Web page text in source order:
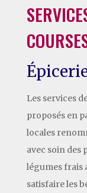
Les services
proposés en
locales
avec soin des
légumes frais
satisfaire les